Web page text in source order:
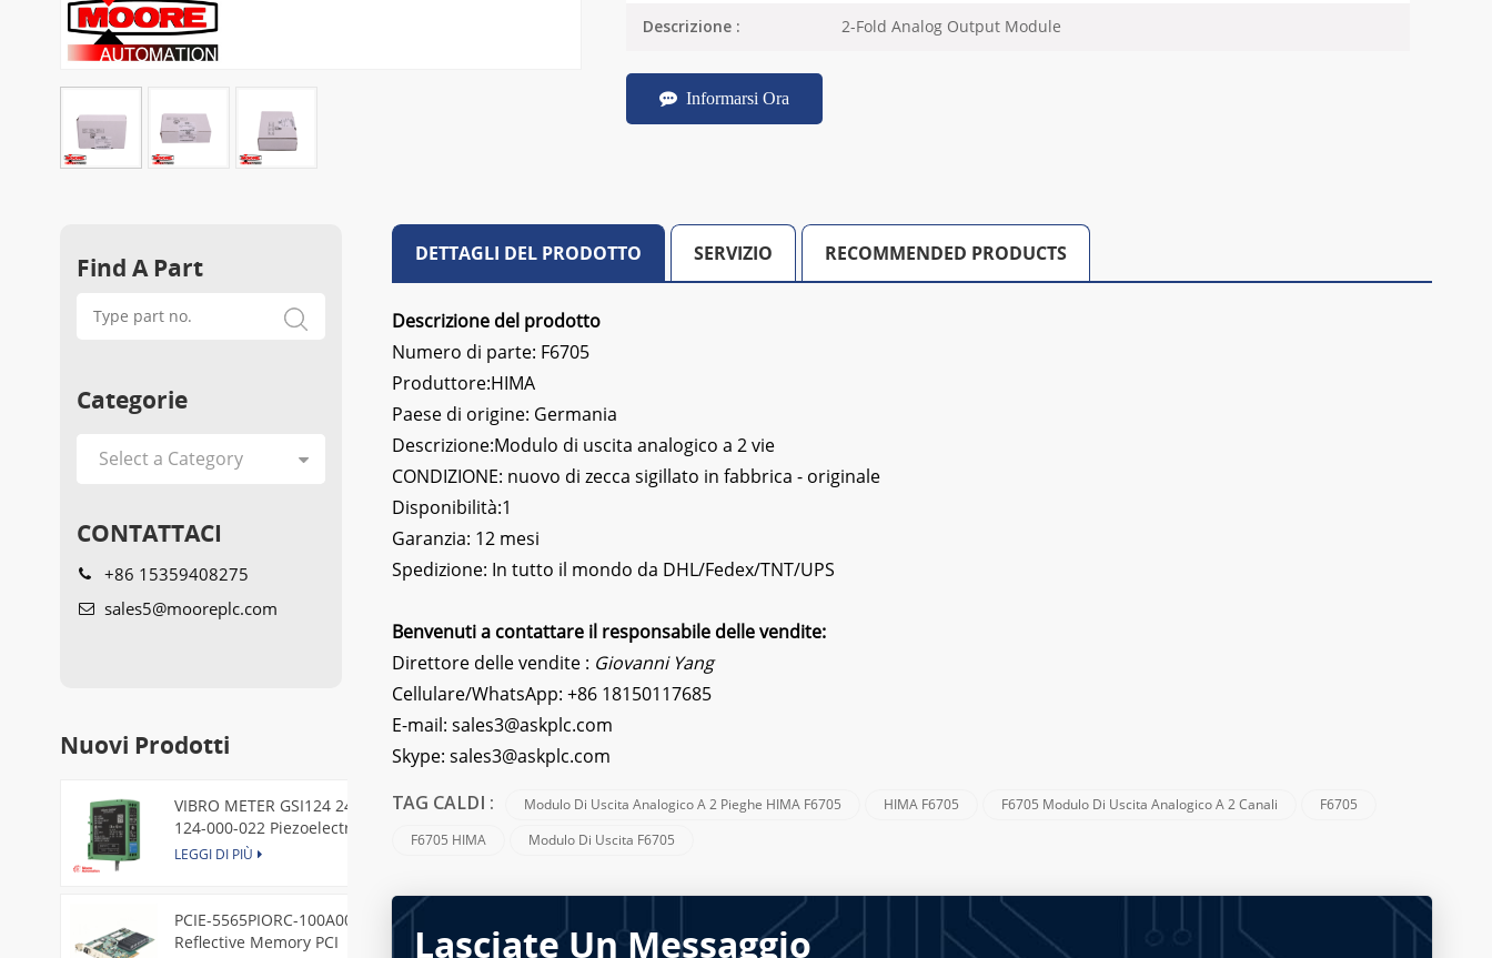
Descrizione : 2-Fold Analog Output Module
Informarsi Ora
DETTAGLI DEL PRODOTTO SERVIZIO RECOMMENDED PRODUCTS
Descrizione del prodotto
Numero di parte: F6705
Produttore:HIMA
Paese di origine: Germania
Descrizione:Modulo di uscita analogico a 2 vie
CONDIZIONE: nuovo di zecca sigillato in fabbrica - originale
Disponibilità:1
Garanzia: 12 mesi
Spedizione: In tutto il mondo da DHL/Fedex/TNT/UPS
Benvenuti a contattare il responsabile delle vendite:
Direttore delle vendite : Giovanni Yang
Cellulare/WhatsApp:+86 18150117685
E-mail: sales3@askplc.com
Skype:sales3@askplc.com
TAG CALDI : Modulo Di Uscita Analogico A 2 Pieghe HIMA F6705 HIMA F6705 F6705 Modulo Di Uscita Analogico A 2 Canali
F6705
F6705 HIMA
Modulo Di Uscita F6705
Lasciate Un Messaggio
Find A Part
Categorie
CONTATTACI
+86 15359408275
sales5@mooreplc.com
Nuovi Prodotti
VIBRO METER GSI124 244-
124-000-022 Piezoelectric
Pressure Transducer
LEGGI DI PIÙ
PCIE-5565PIORC-100A00
Reflective Memory PCI